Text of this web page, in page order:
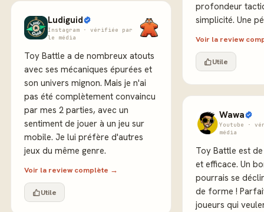
Ludiguid
Instagram · vérifiée par
le média
Toy Battle a de nombreux atouts
avec ses mécaniques épurées et
son univers mignon. Mais je n'ai
pas été complètement convaincu
par mes 2 parties, avec un
sentiment de jouer à un jeu sur
mobile. Je lui préfère d'autres
jeux du même genre.
Voir la review complète →
Utile
profondeur
simplicité. Une
Voir la review
Utile
Wawa
Youtube ·
média
Toy Battle est
et efficace. Un
pourrais se
de forme !
joueurs qui